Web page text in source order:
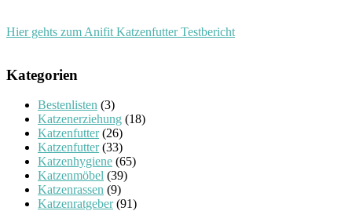
Hier gehts zum Anifit Katzenfutter Testbericht
Kategorien
Bestenlisten (3)
Katzenerziehung (18)
Katzenfutter(26)
Katzenfutter(33)
Katzenhygiene (65)
Katzenmöbel (39)
Katzenrassen (9)
Katzenratgeber(91)